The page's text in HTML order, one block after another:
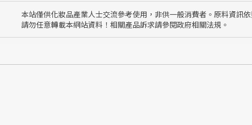
本站僅供化妝品產業人士交流參考使用，非供一般消費者。原料資訊
請勿任意轉載本網站資料！相關產品訴求請參閱政府相關法規。